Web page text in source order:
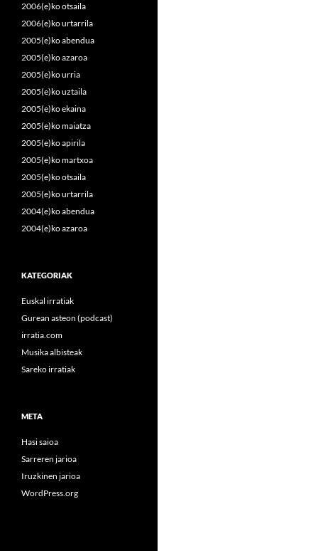
2006(e)ko otsaila
2006(e)ko urtarrila
2005(e)ko abendua
2005(e)ko azaroa
2005(e)ko urria
2005(e)ko uztaila
2005(e)ko ekaina
2005(e)ko maiatza
2005(e)ko apirila
2005(e)ko martxoa
2005(e)ko otsaila
2005(e)ko urtarrila
2004(e)ko abendua
2004(e)ko azaroa
KATEGORIAK
Euskal irratiak
Gurean asteon (podcast)
irratia.com
Musika albisteak
Sareko irratiak
META
Hasi saioa
Sarreren jarioa
Iruzkinen jarioa
WordPress.org